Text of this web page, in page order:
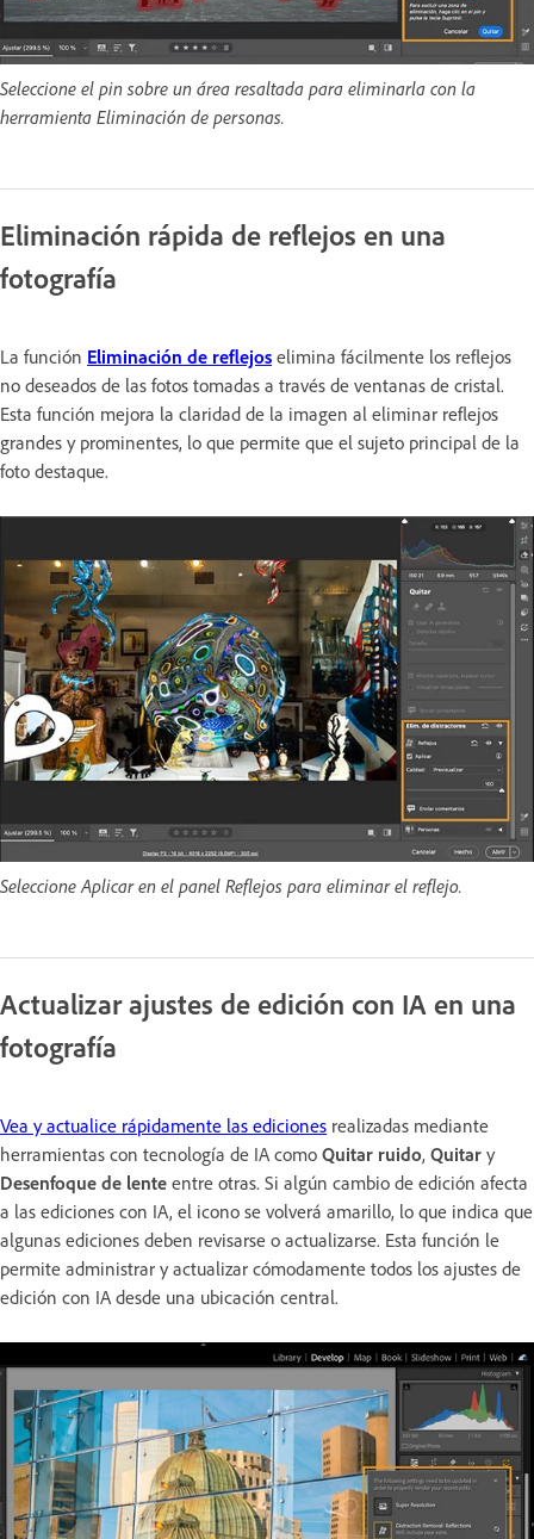
Seleccione el pin sobre un área resaltada para eliminarla con la
herramienta Eliminación de personas.
Eliminación rápida de reflejos en una
fotografía
La función Eliminación de reflejos elimina fácilmente los reflejos
no deseados de las fotos tomadas a través de ventanas de cristal.
Esta función mejora la claridad de la imagen al eliminar reflejos
grandes y prominentes, lo que permite que el sujeto principal de la
foto destaque.
Seleccione Aplicar en el panel Reflejos para eliminar el reflejo.
Actualizar ajustes de edición con IA en una
fotografía
Vea y actualice rápidamente las ediciones realizadas mediante
herramientas con tecnología de IA como Quitar ruido, Quitar y
Desenfoque de lente entre otras. Si algún cambio de edición afecta
a las ediciones con IA, el icono se volverá amarillo, lo que indica que
algunas ediciones deben revisarse o actualizarse. Esta función le
permite administrar y actualizar cómodamente todos los ajustes de
edición con IA desde una ubicación central.